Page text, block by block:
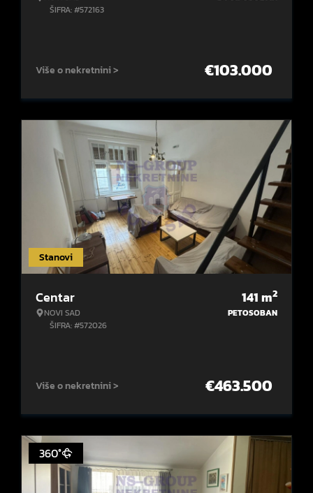
ŠIFRA: #572163
Više o nekretnini > €103.000
Stanovi
Centar
NOVI SAD
ŠIFRA: #572026
141m2
PETOSOBAN
Više o nekretnini > €463.500
360°